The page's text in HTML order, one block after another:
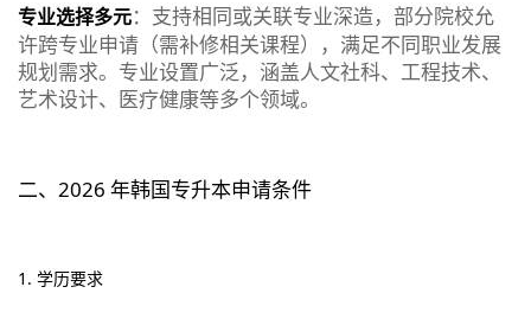
专业选择多元：支持相同或关联专业深造，部分院校允
许跨专业申请（需补修相关课程），满足不同职业发展
规划需求。专业设置广泛，涵盖人文社科、工程技术、
艺术设计、医疗健康等多个领域。
二、2026 年韩国专升本申请条件
1. 学历要求